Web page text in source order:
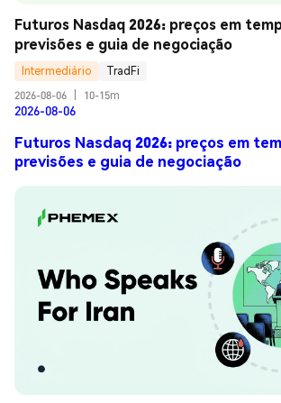
Futuros Nasdaq 2026: preços em
previsões e guia de negociação
Intermediário
TradFi
2026-08-06
10-15m
2026-08-06
Futuros Nasdaq 2026: preços em
previsões e guia de negociação